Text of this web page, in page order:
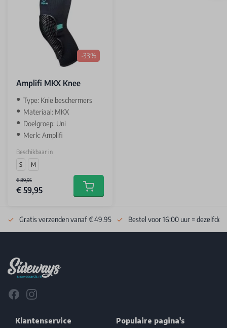
-33%
Amplifi MKX Knee
Type: Knie beschermers
Materiaal: MKX
Doelgroep: Uni
Merk: Amplifi
Beschikbaar in
S
M
€ 89,95
€ 59,95 Add to cart
Gratis verzenden vanaf € 49.95 Bestel voor 16:00 uur = dezelfde
FacebookInstagram
Klantenservice Populaire pagina's